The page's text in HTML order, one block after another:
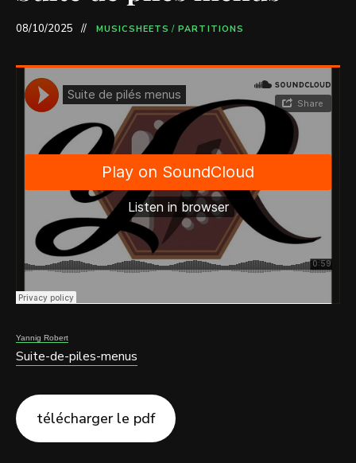
08/10/2025 MUSICSHEETS / PARTITIONS
Yannig Robert
Suite-de-piles-menus
télécharger le pdf